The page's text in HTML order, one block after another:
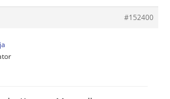
#152400